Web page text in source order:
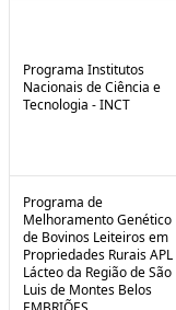
Programa Institutos
Nacionais de Ciência e
Tecnologia - INCT
Programa de
Melhoramento Genético
de Bovinos Leiteiros em
Propriedades Rurais APL
Lácteo da Região de São
Luis de Montes Belos